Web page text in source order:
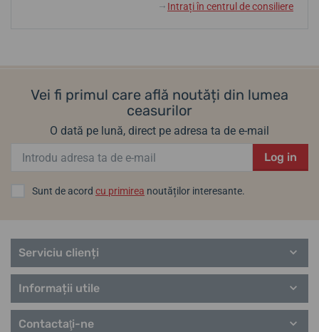
↓ Intrați în centrul de consiliere
Vei fi primul care află noutăți din lumea
ceasurilor
O dată pe lună, direct pe adresa ta de e-mail
Log in
Sunt de acord cu primirea noutăților interesante.
Serviciu clienți
Informații utile
Contactaţi-ne